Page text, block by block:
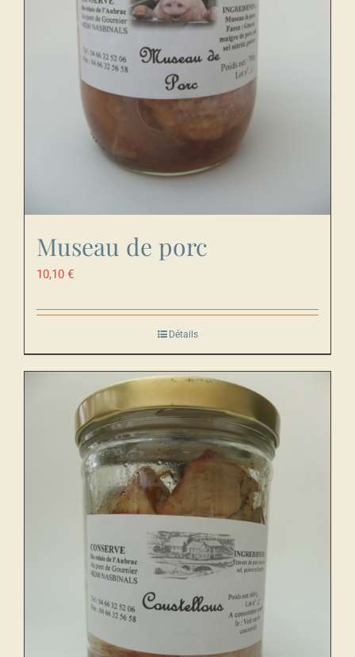
Museau de porc
10,10 €
Détails